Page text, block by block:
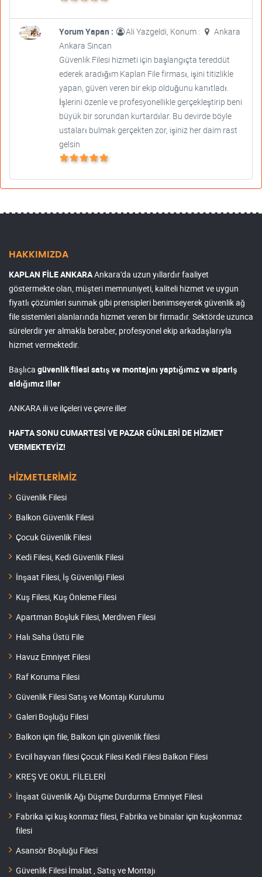
Yorum Yapan : Ali Yazgeldi, Konum :
Ankara
Ankara Sincan
Güvenlik Filesi hizmeti için başlangıçta tereddüt
ederek aradığım Kaplan File firması, işini titizlikle
yapan, güven veren bir ekip olduğunu kanıtladı.
İşlerini özenle ve profesyonellikle gerçekleştirip beni
büyük bir sorundan kurtardılar. Bu devirde böyle
ustaları bulmak gerçekten zor, işiniz her daim rast
gelsin
HAKKIMIZDA
KAPLAN FİLE ANKARAAnkara'da uzun yıllardır faaliyet
göstermekte olan, müşteri memnuniyeti, kaliteli hizmet ve uygun
fiyatlı çözümleri sunmak gibi prensipleri benimseyerek güvenlik ağ
file sistemleri alanlarında hizmet veren bir firmadır. Sektörde uzunca
sürelerdir yer almakla beraber, profesyonel ekip arkadaşlarıyla
hizmet vermektedir.
Başlıca güvenlik filesi satış ve montajını yaptığımız ve sipariş
aldığımız iller
ANKARA ili ve ilçeleri ve çevre iller
HAFTA SONU CUMARTESİ VE PAZAR GÜNLERİ DE HİZMET
VERMEKTEYİZ!
HİZMETLERİMİZ
Güvenlik Filesi
Balkon Güvenlik Filesi
Çocuk Güvenlik Filesi
Kedi Filesi, Kedi Güvenlik Filesi
İnşaat Filesi, İş Güvenliği Filesi
Kuş Filesi, Kuş Önleme Filesi
Apartman Boşluk Filesi, Merdiven Filesi
Halı Saha Üstü File
Havuz Emniyet Filesi
Raf Koruma Filesi
Güvenlik Filesi Satış ve Montajı Kurulumu
Galeri Boşluğu Filesi
Balkon için file, Balkon için güvenlik filesi
Evcil hayvan filesi Çocuk Filesi Kedi Filesi Balkon Filesi
KREŞ VE OKUL FİLELERİ
İnşaat Güvenlik Ağı Düşme Durdurma Emniyet Filesi
Fabrika içi kuş konmaz filesi, Fabrika ve binalar için kuşkonmaz
filesi
Asansör Boşluğu Filesi
Güvenlik Filesi İmalat , Satış ve Montajı